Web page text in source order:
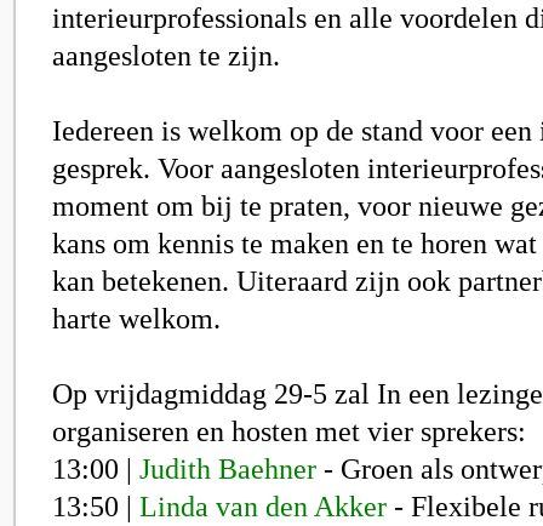
interieurprofessionals en alle voordelen
aangesloten te zijn.
Iedereen is welkom op de stand voor een
gesprek. Voor aangesloten
moment om bij te praten, voor nieuwe
kans om kennis te maken en te horen
kan betekenen. Uiteraard zijn ook
harte welkom.
Op vrijdagmiddag 29-5 zal In een
organiseren en hosten met vier sprekers:
13:00 | Judith Baehner - Groen als
13:50 | Linda van den Akker - Flexibele